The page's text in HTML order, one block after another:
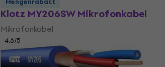
Klotz MY206SW Mikrofonkabel
Mikrofonkabel
4,6/5
2,59 €
Auf Lager